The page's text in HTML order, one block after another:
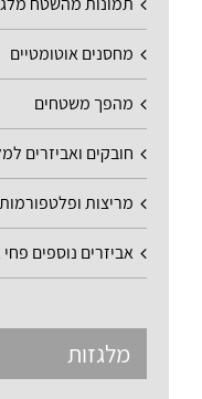
מחסנים אוטומטיים
מהפך משטחים
חובקים ואביזרים
מריצות
אביזרים נוספים
מלגזות